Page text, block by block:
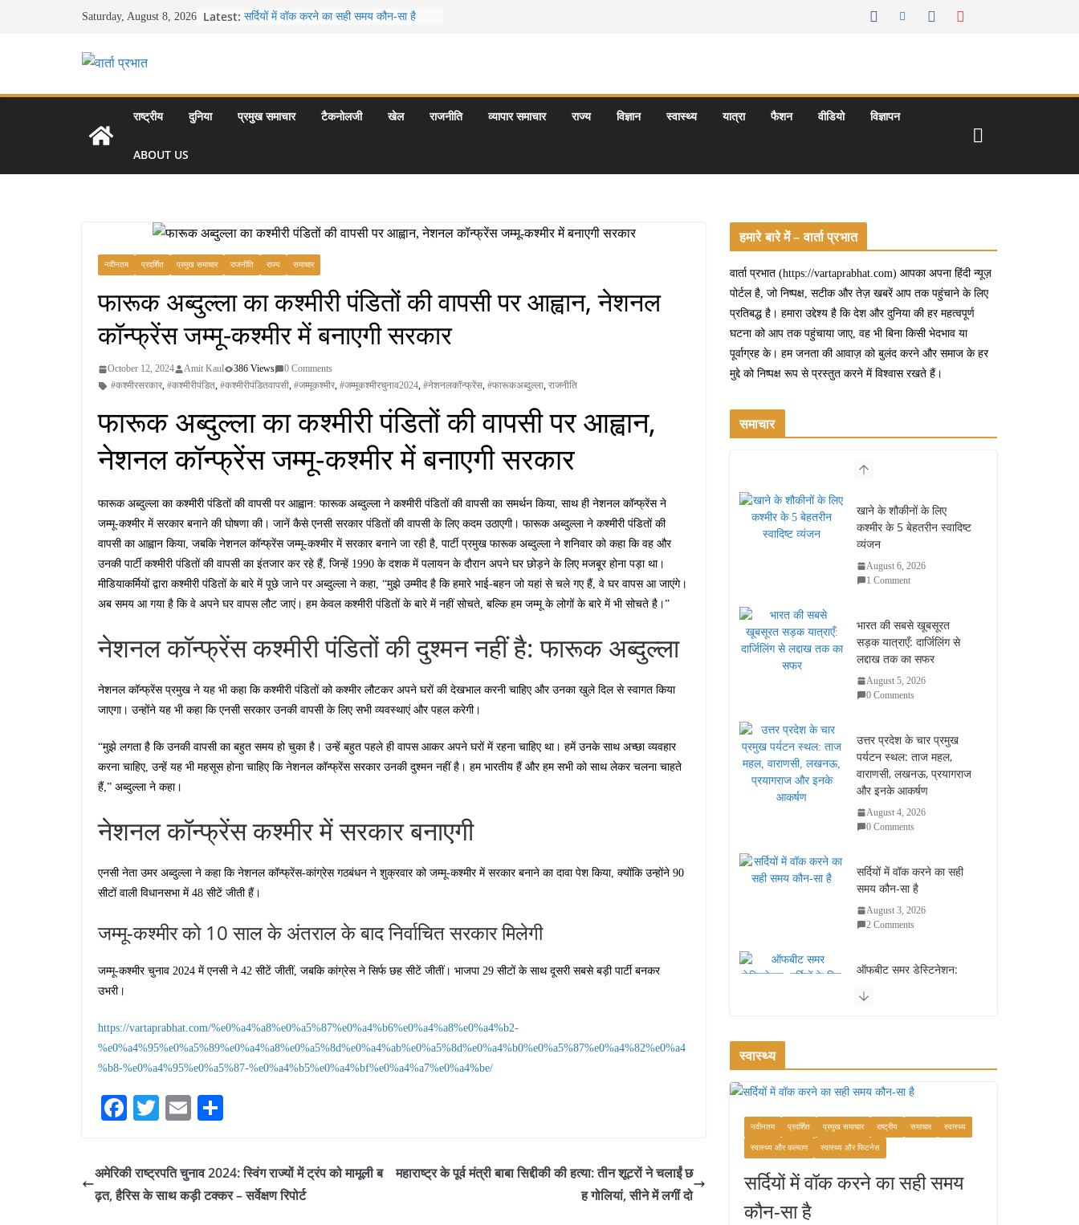
Saturday, August 8, 2026 Latest: सर्दियों में वॉक करने का सही समय कौन-सा है
भारत की सबसे खूबसूरत सड़क यात्राएँ: दार्जिलिंग
से लद्दाख तक का सफर
राष्ट्रीय दुनिया प्रमुख समाचार टैकनोलजी खेल राजनीति व्यापार समाचार राज्य विज्ञान स्वास्थ्य यात्रा फैशन वीडियो विज्ञापन
ABOUT US
नवीनतम प्रदर्शित प्रमुख समाचार राजनीति राज्य समाचार
फारूक अब्दुल्ला का कश्मीरी पंडितों की वापसी पर आह्वान, नेशनल
कॉन्फ्रेंस जम्मू-कश्मीर में बनाएगी सरकार
October 12, 2024 Amit Kaul 386 Views
0 Comments
#कश्मीरसरकार, #कश्मीरीपंडित, #कश्मीरीपंडितवापसी, #जम्मूकश्मीर, #जम्मूकश्मीरचुनाव2024, #नेशनलकॉन्फ्रेंस, #फारूकअब्दुल्ला, राजनीति
फारूक अब्दुल्ला का कश्मीरी पंडितों की वापसी पर आह्वान,
नेशनल कॉन्फ्रेंस जम्मू-कश्मीर में बनाएगी सरकार
फारूक अब्दुल्ला का कश्मीरी पंडितों की वापसी पर आह्वान: फारूक अब्दुल्ला ने कश्मीरी पंडितों की वापसी का समर्थन किया, साथ ही नेशनल कॉन्फ्रेंस ने
जम्मू-कश्मीर में सरकार बनाने की घोषणा की। जानें कैसे एनसी सरकार पंडितों की वापसी के लिए कदम उठाएगी। फारूक अब्दुल्ला ने कश्मीरी पंडितों की
वापसी का आह्वान किया, जबकि नेशनल कॉन्फ्रेंस जम्मू-कश्मीर में सरकार बनाने जा रही है, पार्टी प्रमुख फारूक अब्दुल्ला ने शनिवार को कहा कि वह और
उनकी पार्टी कश्मीरी पंडितों की वापसी का इंतजार कर रहे हैं, जिन्हें 1990 के दशक में पलायन के दौरान अपने घर छोड़ने के लिए मजबूर होना पड़ा था।
मीडियाकर्मियों द्वारा कश्मीरी पंडितों के बारे में पूछे जाने पर अब्दुल्ला ने कहा, “मुझे उम्मीद है कि हमारे भाई-बहन जो यहां से चले गए हैं, वे घर वापस आ जाएंगे।
अब समय आ गया है कि वे अपने घर वापस लौट जाएं। हम केवल कश्मीरी पंडितों के बारे में नहीं सोचते, बल्कि हम जम्मू के लोगों के बारे में भी सोचते है।”
नेशनल कॉन्फ्रेंस कश्मीरी पंडितों की दुश्मन नहीं है: फारूक अब्दुल्ला
नेशनल कॉन्फ्रेंस प्रमुख ने यह भी कहा कि कश्मीरी पंडितों को कश्मीर लौटकर अपने घरों की देखभाल करनी चाहिए और उनका खुले दिल से स्वागत किया
जाएगा। उन्होंने यह भी कहा कि एनसी सरकार उनकी वापसी के लिए सभी व्यवस्थाएं और पहल करेगी।
“मुझे लगता है कि उनकी वापसी का बहुत समय हो चुका है। उन्हें बहुत पहले ही वापस आकर अपने घरों में रहना चाहिए था। हमें उनके साथ अच्छा व्यवहार
करना चाहिए, उन्हें यह भी महसूस होना चाहिए कि नेशनल कॉन्फ्रेंस सरकार उनकी दुश्मन नहीं है। हम भारतीय हैं और हम सभी को साथ लेकर चलना चाहते
हैं,” अब्दुल्ला ने कहा।
नेशनल कॉन्फ्रेंस कश्मीर में सरकार बनाएगी
एनसी नेता उमर अब्दुल्ला ने कहा कि नेशनल कॉन्फ्रेंस-कांग्रेस गठबंधन ने शुक्रवार को जम्मू-कश्मीर में सरकार बनाने का दावा पेश किया, क्योंकि उन्होंने 90
सीटों वाली विधानसभा में 48 सीटें जीती हैं।
जम्मू-कश्मीर को 10 साल के अंतराल के बाद निर्वाचित सरकार मिलेगी
जम्मू-कश्मीर चुनाव 2024 में एनसी ने 42 सीटें जीतीं, जबकि कांग्रेस ने सिर्फ छह सीटें जीतीं। भाजपा 29 सीटों के साथ दूसरी सबसे बड़ी पार्टी बनकर
उभरी।
https://vartaprabhat.com/%e0%a4%a8%e0%a5%87%e0%a4%b6%e0%a4%a8%e0%a4%b2-
%e0%a4%95%e0%a5%89%e0%a4%a8%e0%a5%8d%e0%a4%ab%e0%a5%8d%e0%a4%b0%e0%a5%87%e0%a4%82%e0%a4
%b8-%e0%a4%95%e0%a5%87-%e0%a4%b5%e0%a4%bf%e0%a4%a7%e0%a4%be/
Fa
bo
ok
T
tte
r
E
अमेरिकी राष्ट्रपति चुनाव 2024: स्विंग राज्यों में ट्रंप को मामूली ब
ढ़त, हैरिस के साथ कड़ी टक्कर – सर्वेक्षण रिपोर्ट
महाराष्ट्र के पूर्व मंत्री बाबा सिद्दीकी की हत्या: तीन शूटरों ने चलाईं छ
ह गोलियां, सीने में लगीं दो
हमारे बारे में – वार्ता प्रभात
वार्ता प्रभात (https://vartaprabhat.com) आपका अपना हिंदी न्यूज़
पोर्टल है, जो निष्पक्ष, सटीक और तेज़ खबरें आप तक पहुंचाने के लिए
प्रतिबद्ध है। हमारा उद्देश्य है कि देश और दुनिया की हर महत्वपूर्ण
घटना को आप तक पहुंचाया जाए, वह भी बिना किसी भेदभाव या
पूर्वाग्रह के। हम जनता की आवाज़ को बुलंद करने और समाज के हर
मुद्दे को निष्पक्ष रूप से प्रस्तुत करने में विश्वास रखते हैं।
समाचार
खाने के शौकीनों के लिए
कश्मीर के 5 बेहतरीन स्वादिष्ट
व्यंजन
August 6, 2026
1 Comment
भारत की सबसे खूबसूरत
सड़क यात्राएँ: दार्जिलिंग से
लद्दाख तक का सफर
August 5, 2026
0 Comments
उत्तर प्रदेश के चार प्रमुख
पर्यटन स्थल: ताज महल,
वाराणसी, लखनऊ, प्रयागराज
और इनके आकर्षण
August 4, 2026
0 Comments
सर्दियों में वॉक करने का सही
समय कौन-सा है
August 3, 2026
2 Comments
ऑफबीट समर डेस्टिनेशन:
जगहें – भीड़ से दूर छुट्टियां
कश्मीर यात्रा गाइड:
प्राकृतिक सुंदरता और
स्वादिष्ट भोजन का अनूठा संगम
August 1, 2026
1 Comment
स्वास्थ्य
नवीनतम प्रदर्शित प्रमुख समाचार राष्ट्रीय समाचार स्वास्थ्य
स्वास्थ्य और कल्याण स्वास्थ्य और फिटनेस
सर्दियों में वॉक करने का सही समय
कौन-सा है